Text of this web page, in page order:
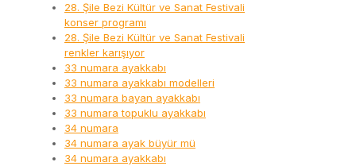
28. Şile Bezi Kültür ve Sanat Festivali
konser programı
28. Şile Bezi Kültür ve Sanat Festivali
renkler karışıyor
33 numara ayakkabı
33 numara ayakkabı modelleri
33 numara bayan ayakkabı
33 numara topuklu ayakkabı
34 numara
34 numara ayak büyür mü
34 numara ayakkabı